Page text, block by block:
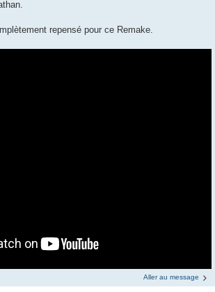
repensé pour ce Remake.
Aller au message